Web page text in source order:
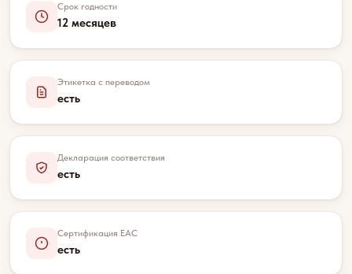
Срок годности
12 месяцев
Этикетка с переводом
есть
Декларация соответствия
есть
Сертификация EAC
есть